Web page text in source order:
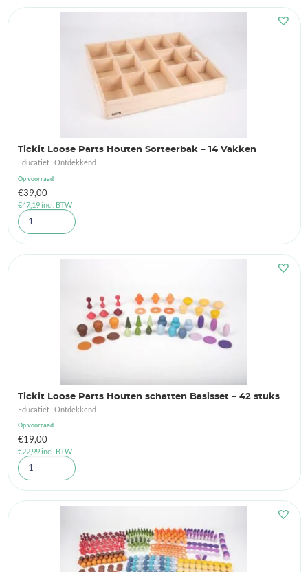
Tickit Loose Parts Houten Sorteerbak – 14 Vakken
Educatief | Ontdekkend
Op voorraad
€39,00
€47,19incl. BTW
Tickit Loose Parts Houten schatten Basisset – 42 stuks
Educatief | Ontdekkend
Op voorraad
€19,00
€22,99incl. BTW